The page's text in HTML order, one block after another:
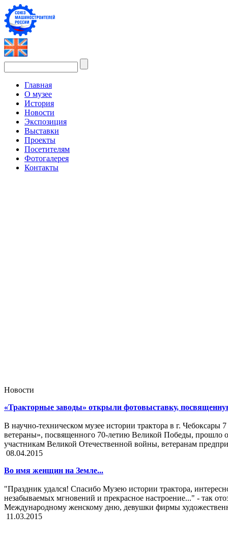
Главная
О музее
История
Новости
Экспозиция
Выставки
Проекты
Посетителям
Фотогалерея
Контакты
Новости
«Тракторные заводы» открыли фотовыставку,
В научно-техническом музее истории трактора в г. Чебоксары
ветераны», посвященного 70-летию Великой Победы, прошло
участникам Великой Отечественной войны, ветеранам
08.04.2015
Во имя женщин на Земле...
"Праздник удался! Спасибо Музею истории трактора,
незабываемых мгновений и прекрасное настроение..." - так
Международному женскому дню, девушки фирмы
11.03.2015